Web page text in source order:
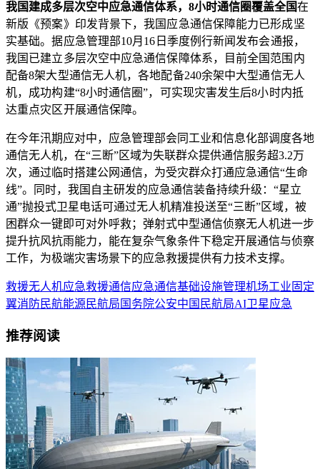
我国建成多层次空中应急通信体系，8小时通信圈覆盖全国在
新版《预案》印发背景下，我国应急通信保障能力已形成坚
实基础。据应急管理部10月16日季度例行新闻发布会通报，
我国已建立多层次空中应急通信保障体系，目前全国范围内
配备8架大型通信无人机，各地配备240余架中大型通信无人
机，成功构建“8小时通信圈”，可实现灾害发生后8小时内抵
达重点灾区开展通信保障。
在今年汛期应对中，应急管理部会同工业和信息化部调度各地
通信无人机，在“三断”区域为失联群众提供通信服务超3.2万
次，通过临时搭建公网通信，为受灾群众打通应急通信“生命
线”。同时，我国自主研发的应急通信装备持续升级：“星立
通”抛投式卫星电话可通过无人机精准投送至“三断”区域，被
困群众一键即可对外呼救；弹射式中型通信侦察无人机进一步
提升抗风抗雨能力，能在复杂气象条件下稳定开展通信与侦察
工作，为极端灾害场景下的应急救援提供有力技术支撑。
救援无人机应急救援通信应急通信基础设施管理机场工业 固定
翼消防民航能源 民航局 国务院公安中国民航局AI卫星应急
推荐阅读